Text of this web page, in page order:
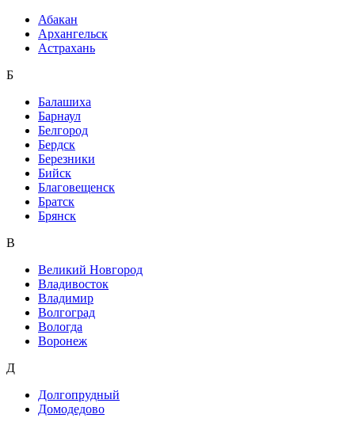
Абакан
Архангельск
Астрахань
Б
Балашиха
Барнаул
Белгород
Бердск
Березники
Бийск
Благовещенск
Братск
Брянск
В
Великий Новгород
Владивосток
Владимир
Волгоград
Вологда
Воронеж
Д
Долгопрудный
Домодедово